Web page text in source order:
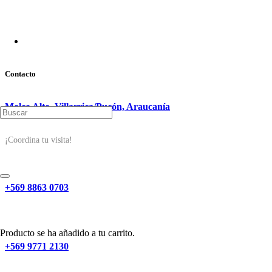
Producto se ha añadido a tu carrito.
Contacto
Molco Alto, Villarrica/Pucón, Araucanía
¡Coordina tu visita!
+569 8863 0703
+569 9771 2130